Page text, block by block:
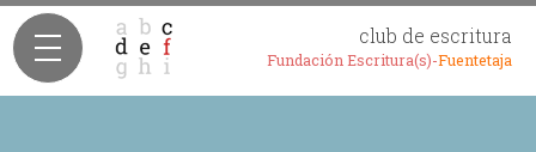
club de escritura
Fundación Escritura(s)-Fuentetaja